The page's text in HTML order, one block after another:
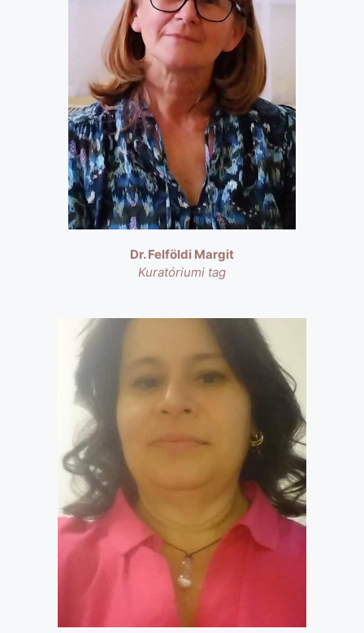
Dr. Felföldi Margit
Kuratóriumi tag